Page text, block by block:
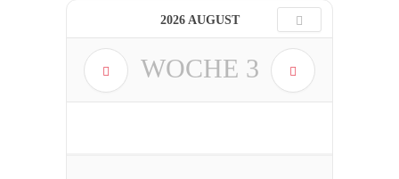
2026 AUGUST
WOCHE 3